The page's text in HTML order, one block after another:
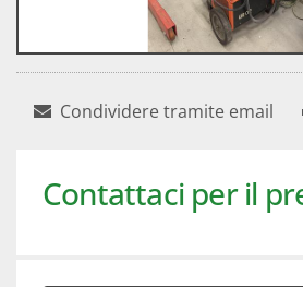
Condividere tramite email
Contattaci per il